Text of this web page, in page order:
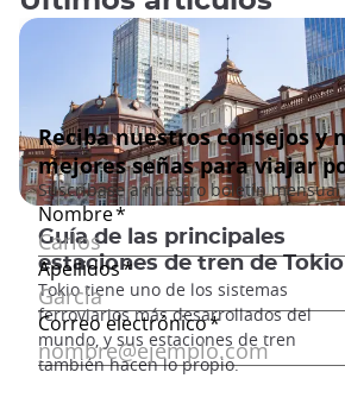
Guía de las principales
estaciones de tren de Tokio
Tokio tiene uno de los sistemas
ferroviarios más desarrollados del
mundo, y sus estaciones de tren
también hacen lo propio.